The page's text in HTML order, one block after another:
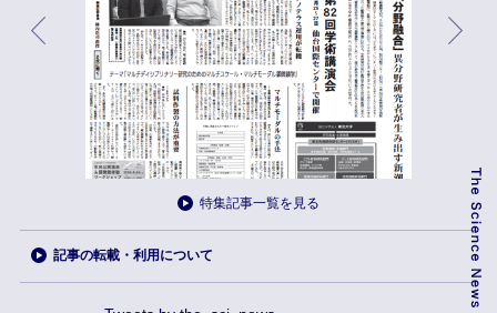
特集記事一覧を見る
記事の転載・利用について